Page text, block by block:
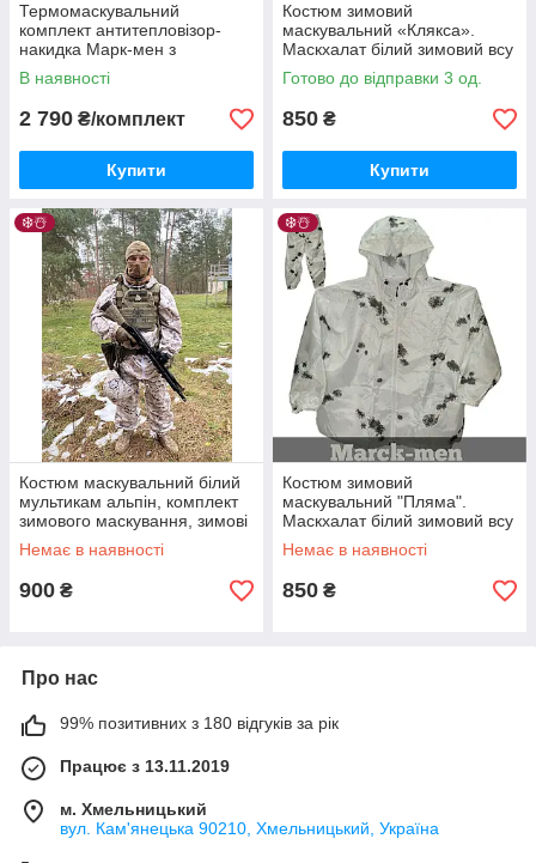
Термомаскувальний
комплект антитепловізор-
накидка Марк-мен з
рукавами, термобалаклавою
та чохлом. "Покрова+"
В наявності
2 790 ₴/комплект
Купити
Костюм зимовий
маскувальний «Клякса».
Маскхалат білий зимовий всу
Маскхалат плямистий. L/52
Готово до відправки 3 од.
850 ₴
Купити
❄️☃️
Костюм маскувальний білий
мультикам альпін, комплект
зимового маскування, зимові
маскувальні штани, 54-XL
Немає в наявності
900 ₴
❄️☃️
Костюм зимовий
маскувальний "Пляма".
Маскхалат білий зимовий всу
з вертикальною блискавкою,
з плямами. XL/54
Немає в наявності
850 ₴
Про нас
99% позитивних з 180 відгуків за рік
Працює з 13.11.2019
м. Хмельницький
вул. Кам'янецька 90210, Хмельницький, Україна